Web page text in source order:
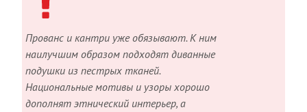
Прованс и кантри уже обязывают. К ним
наилучшим образом подходят диванные
подушки из пестрых тканей.
Национальные мотивы и узоры хорошо
дополнят этнический интерьер, а